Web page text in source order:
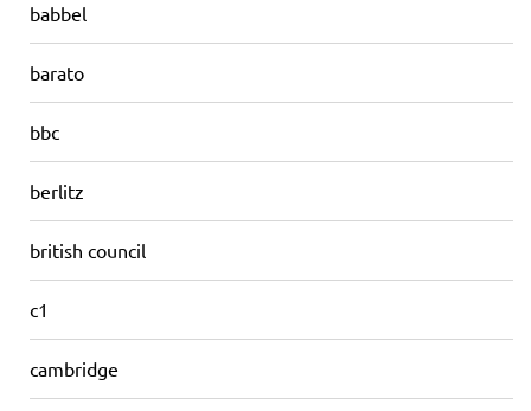
babbel
barato
bbc
berlitz
british council
c1
cambridge